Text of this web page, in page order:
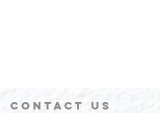
CONTACT US